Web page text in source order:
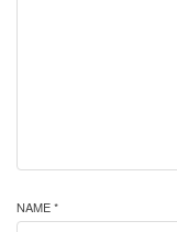
NAME *